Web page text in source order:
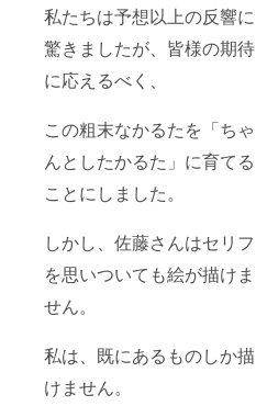
私たちは予想以上の反響に
驚きましたが、皆様の期待
に応えるべく、
この粗末なかるたを「ちゃ
んとしたかるた」に育てる
ことにしました。
しかし、佐藤さんはセリフ
を思いついても絵が描けま
せん。
私は、既にあるものしか描
けません。